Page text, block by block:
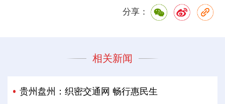
分享：
相关新闻
贵州盘州：织密交通网 畅行惠民生